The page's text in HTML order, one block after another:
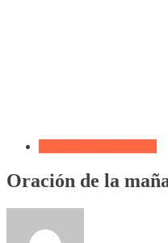
Oración de la